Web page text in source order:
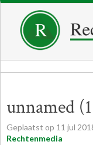
unnamed
Geplaatst op 11 jul
Rechtenmedia